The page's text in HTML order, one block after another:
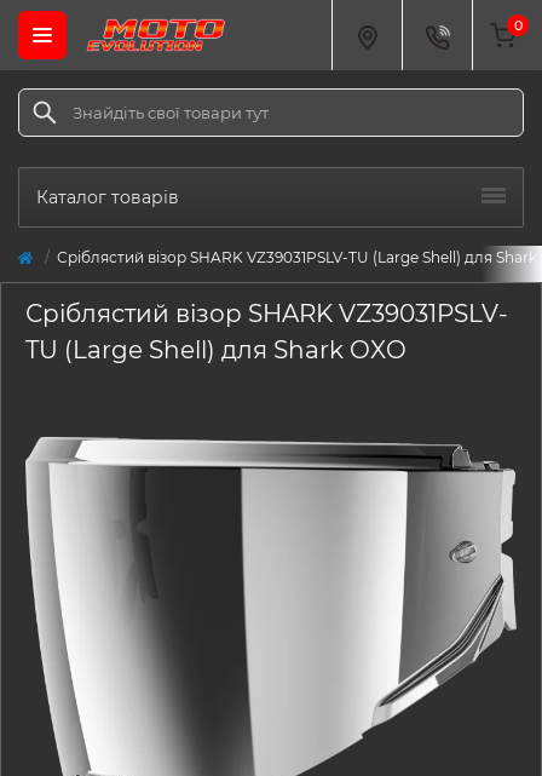
0
Каталог товарів
Сріблястий візор SHARK VZ39031PSLV-TU (Large Shell) для Shark
Сріблястий візор SHARK VZ39031PSLV-
TU (Large Shell) для Shark OXO